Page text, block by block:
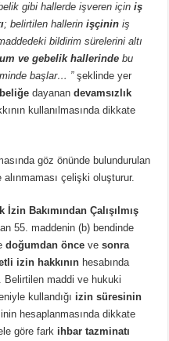
gibi hallerde işveren içiniş
; belirtilen hallerinişçinin iş
bildirim sürelerini altı
ve gebelik hallerinde bu
başlar… ”şeklinde yer
dayanandevamsızlık
kullanılmasında dikkate
göz önünde bulundurulan
alınmaması çelişki oluşturur.
İzin Bakımından Çalışılmış
55. maddenin (b) bendinde
doğumdan önce vesonra
izin hakkının hesabında
Belirtilen maddi ve hukuki
kullandığı izin süresinin
hesaplanmasında dikkate
göre fark ihbar tazminatı